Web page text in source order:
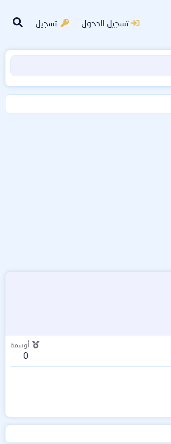
تسجيل الدخول تسجيل
أوسمة
0